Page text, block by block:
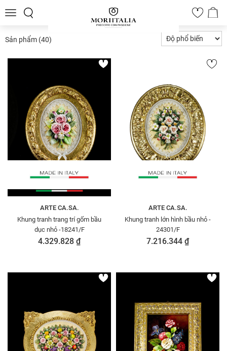
Toggle
0
Sản phẩm (40)
ARTE CA.SA.
Khung tranh trang trí gốm bầu
dục nhỏ -18241/F
4.329.828 ₫
ARTE CA.SA.
Khung tranh lớn hình bầu nhỏ -
24301/F
7.216.344 ₫